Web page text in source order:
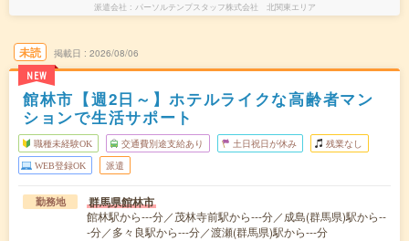
派遣会社 パーソルテンプスタッフ株式会社 北関東エリア
未読
NEW
掲載日 2026/08/06
館林市【週2日～】ホテルライクな高齢者マン
ションで生活サポート
職種未経験OK 交通費別途支給あり 土日祝日が休み 残業なし
WEB登録OK 派遣
勤務地 群馬県館林市
館林駅から---分／茂林寺前駅から---分／成島(群馬県)駅から--
-分／多々良駅から---分／渡瀬(群馬県)駅から---分